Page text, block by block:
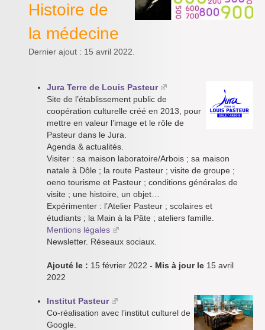
Histoire de
la médecine
Dernier ajout : 15 avril 2022.
Jura Terre de Louis Pasteur
Site de l’établissement public de
coopération culturelle créé en 2013, pour
mettre en valeur l’image et le rôle de
Pasteur dans le Jura.
Agenda & actualités.
Visiter : sa maison laboratoire/Arbois ; sa maison
natale à Dôle ; la route Pasteur ; visite de groupe ;
oeno tourisme et Pasteur ; conditions générales de
visite ; une histoire, un objet…
Expérimenter : l’Atelier Pasteur ; scolaires et
étudiants ; la Main à la Pâte ; ateliers famille.
Mentions légales
Newsletter. Réseaux sociaux.
Ajouté le : 15 février 2022 - Mis à jour le 15 avril
2022
Institut Pasteur
Co-réalisation avec l’institut culturel de
Google.